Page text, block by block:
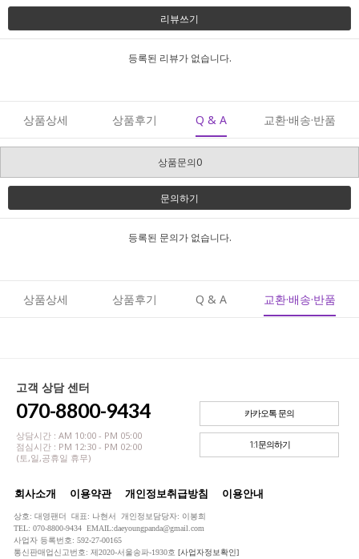
리뷰쓰기
등록된 리뷰가 없습니다.
상품상세 상품후기 Q & A 교환·배송·반품
상품문의0
문의하기
등록된 문의가 없습니다.
상품상세 상품후기 Q & A 교환·배송·반품
고객 상담 센터
070-8800-9434
상담시간 : AM 10:00 - PM 05:00
점심시간 : PM 12:30 - PM 02:00
(토,일,공휴일 휴무)
카카오톡 문의
1:1문의하기
회사소개 이용약관 개인정보취급방침 이용안내
상호: 대영팬더 대표: 나현서 개인정보담당자: 이봉희
TEL: 070-8800-9434 EMAIL:daeyoungpanda@gmail.com
사업자 등록번호: 592-27-00165
통신판매업신고번호: 제2020-서울송파-1930호 [사업자정보확인]